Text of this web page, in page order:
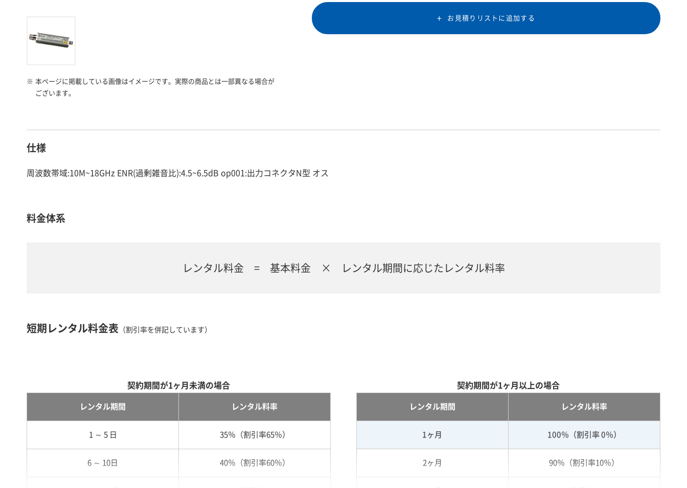
※ 本ページに掲載している画像はイメージです。実際の商品とは一部異なる場合が
ございます。
お見積りリストに追加する
仕様
周波数帯域:10M~18GHz ENR(過剰雑音比):4.5~6.5dB op001:出力コネクタN型 オス
料金体系
レンタル料金 = 基本料金 × レンタル期間に応じたレンタル料率
短期レンタル料金表 （割引率を併記しています）
契約期間が1ヶ月未満の場合
レンタル期間 レンタル料率
1 ～ 5 日 35％（割引率65％）
6 ～ 10日 40％（割引率60％）
契約期間が1ヶ月以上の場合
レンタル期間 レンタル料率
1ヶ月 100％（割引率 0％）
2ヶ月 90％（割引率10％）